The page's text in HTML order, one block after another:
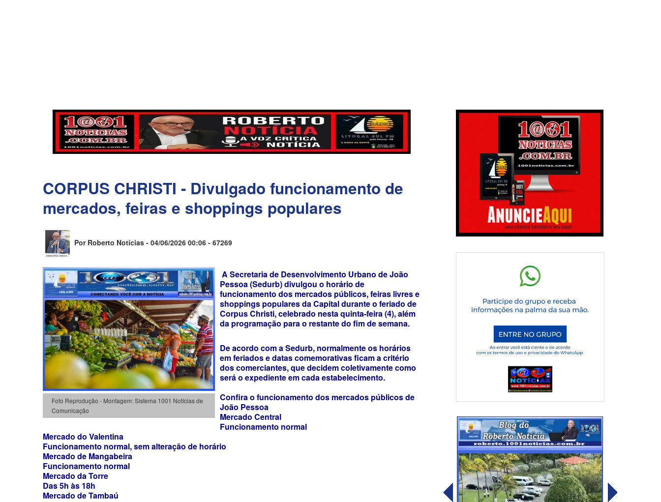
CORPUS CHRISTI - Divulgado funcionamento de
mercados, feiras e shoppings populares
Por Roberto Notícias - 04/06/2026 00:06 - 67269
Foto Reprodução - Montagem: Sistema 1001 Notícias de
Comunicação
A Secretaria de Desenvolvimento Urbano de João
Pessoa (Sedurb) divulgou o horário de
funcionamento dos mercados públicos, feiras livres e
shoppings populares da Capital durante o feriado de
Corpus Christi, celebrado nesta quinta-feira (4), além
da programação para o restante do fim de semana.
De acordo com a Sedurb, normalmente os horários
em feriados e datas comemorativas ficam a critério
dos comerciantes, que decidem coletivamente como
será o expediente em cada estabelecimento.
Confira o funcionamento dos mercados públicos de
João Pessoa
Mercado Central
Funcionamento normal
Mercado do Valentina
Funcionamento normal, sem alteração de horário
Mercado de Mangabeira
Funcionamento normal
Mercado da Torre
Das 5h às 18h
Mercado de Tambaú